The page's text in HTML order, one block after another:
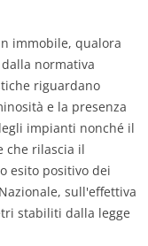
immobile, qualora
normativa
riguardano
e la presenza
impianti nonché il
che rilascia il
esito positivo dei
sull'effettiva
stabiliti dalla legge